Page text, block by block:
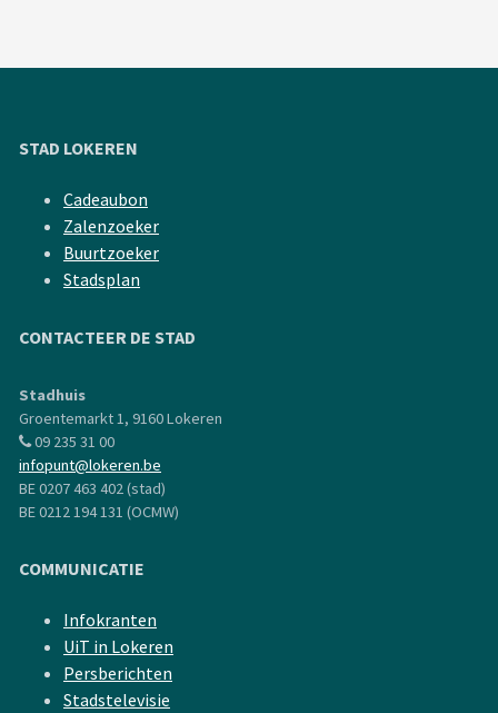
STAD LOKEREN
Cadeaubon
Zalenzoeker
Buurtzoeker
Stadsplan
CONTACTEER DE STAD
Stadhuis
Groentemarkt 1, 9160 Lokeren
09 235 31 00
infopunt@lokeren.be
BE 0207 463 402 (stad)
BE 0212 194 131 (OCMW)
COMMUNICATIE
Infokranten
UiT in Lokeren
Persberichten
Stadstelevisie